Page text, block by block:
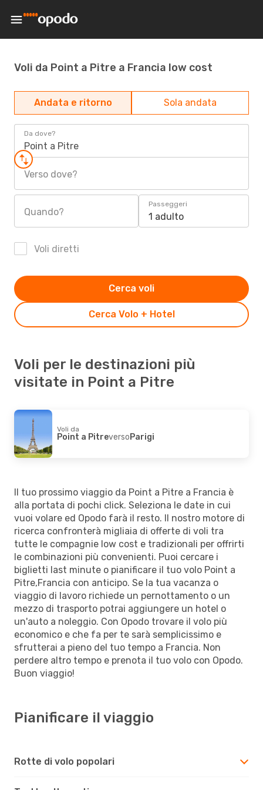
Voli da Point a Pitre a Francia low cost
Andata e ritorno Sola andata
Da dove?
Point a Pitre
Verso dove?
Quando?
Passeggeri
1 adulto
Voli diretti
Cerca Volo + Hotel
Cerca voli
Voli per le destinazioni più
visitate in Point a Pitre
Voli da
Point a PitreversoParigi
Il tuo prossimo viaggio da Point a Pitre a Francia è
alla portata di pochi click. Seleziona le date in cui
vuoi volare ed Opodo farà il resto. Il nostro motore di
ricerca confronterà migliaia di offerte di voli tra
tutte le compagnie low cost e tradizionali per offrirti
le combinazioni più convenienti. Puoi cercare i
biglietti last minute o pianificare il tuo volo Point a
Pitre,Francia con anticipo. Se la tua vacanza o
viaggio di lavoro richiede un pernottamento o un
mezzo di trasporto potrai aggiungere un hotel o
un'auto a noleggio. Con Opodo trovare il volo più
economico e che fa per te sarà semplicissimo e
sfrutterai a pieno del tuo tempo a Francia. Non
perdere altro tempo e prenota il tuo volo con Opodo.
Buon viaggio!
Pianificare il viaggio
Rotte di volo popolari